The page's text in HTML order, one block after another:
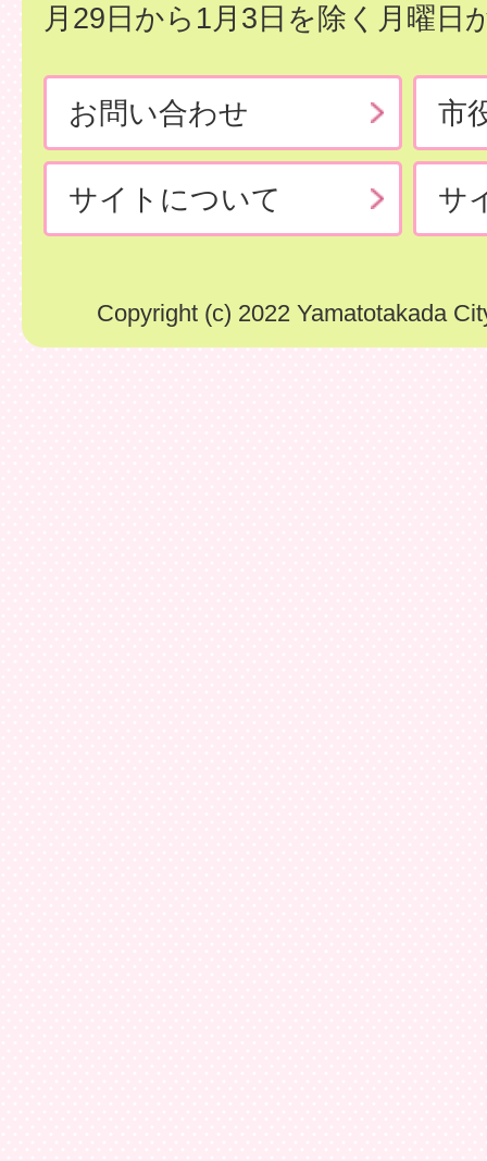
月29日から1月3日を除く月曜日
お問い合わせ 市
サイトについて サ
Copyright (c) 2022 Yamatotakada